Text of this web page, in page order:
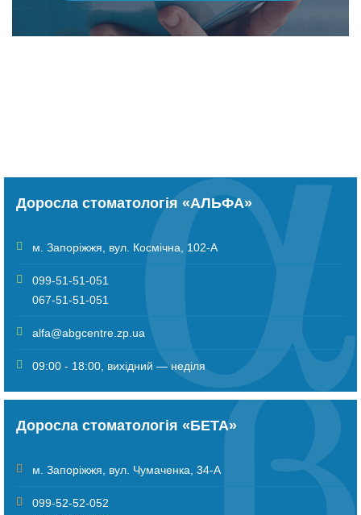
Доросла стоматологія «АЛЬФА»
м. Запоріжжя вул. Космічна, 102-А
099-51-51-051
067-51-51-051
alfa@abgcentre.zp.ua
09:00 - 18:00, вихідний — неділя
Доросла стоматологія «БЕТА»
м. Запоріжжя вул. Чумаченка, 34-А
099-52-52-052